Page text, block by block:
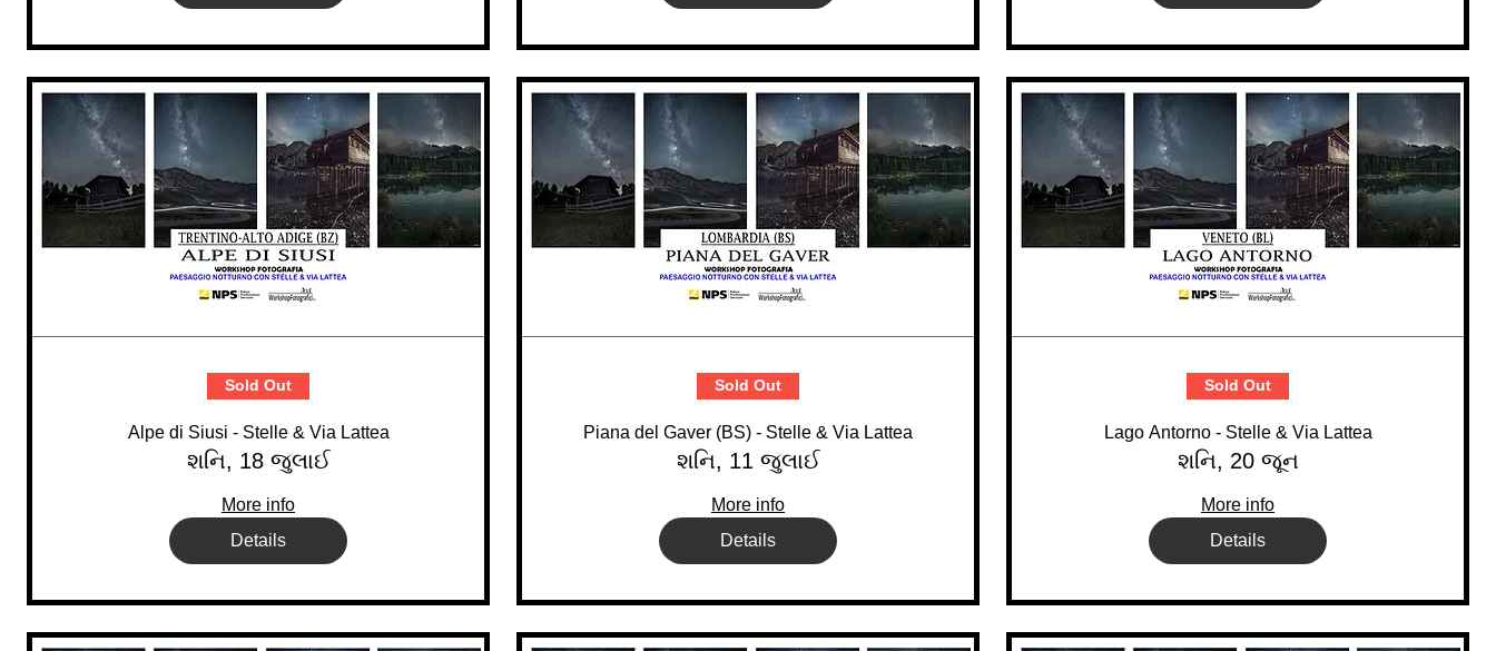
Sold Out
Alpe di Siusi - Stelle & Via Lattea
શનિ, 18 જુલાઈ
More info
Details
Sold Out
Piana del Gaver (BS) - Stelle & Via Lattea
શનિ, 11 જુલાઈ
More info
Details
Sold Out
Lago Antorno - Stelle & Via Lattea
શનિ, 20 જૂન
More info
Details